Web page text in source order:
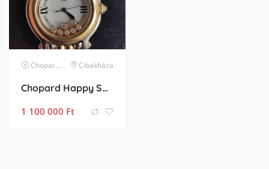
Chopard karóraCibakháza
Chopard Happy Sport
1 100 000 Ft